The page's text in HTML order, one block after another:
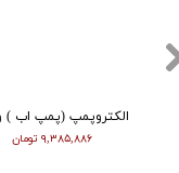
۹,۳۸۵,۸۸۶ تومان